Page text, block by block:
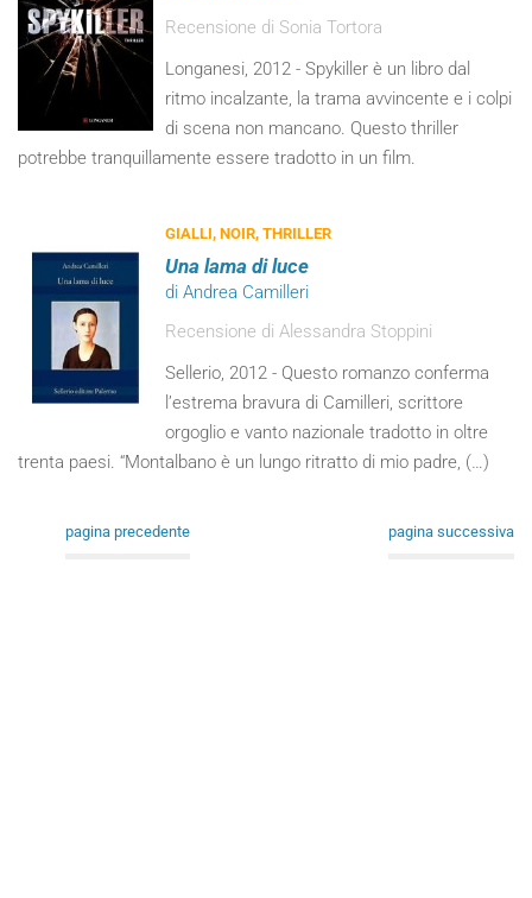
Recensione di Sonia Tortora
Longanesi, 2012 - Spykiller è un libro dal
ritmo incalzante, la trama avvincente e i colpi
di scena non mancano. Questo thriller
potrebbe tranquillamente essere tradotto in un film.
GIALLI, NOIR, THRILLER
Una lama di luce
di Andrea Camilleri
Recensione di Alessandra Stoppini
Sellerio, 2012 - Questo romanzo conferma
l’estrema bravura di Camilleri, scrittore
orgoglio e vanto nazionale tradotto in oltre
trenta paesi. “Montalbano è un lungo ritratto di mio padre, (…)
pagina precedente pagina successiva